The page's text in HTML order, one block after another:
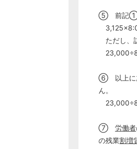
⑤ 前記①に
ただし、
⑥ 以上に
ん。
⑦ 労働者
の残業割増